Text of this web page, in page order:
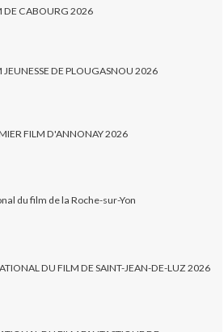
DE CABOURG 2026
JEUNESSE DE PLOUGASNOU 2026
FILM D'ANNONAY 2026
du film de la Roche-sur-Yon
DU FILM DE SAINT-JEAN-DE-LUZ 2026